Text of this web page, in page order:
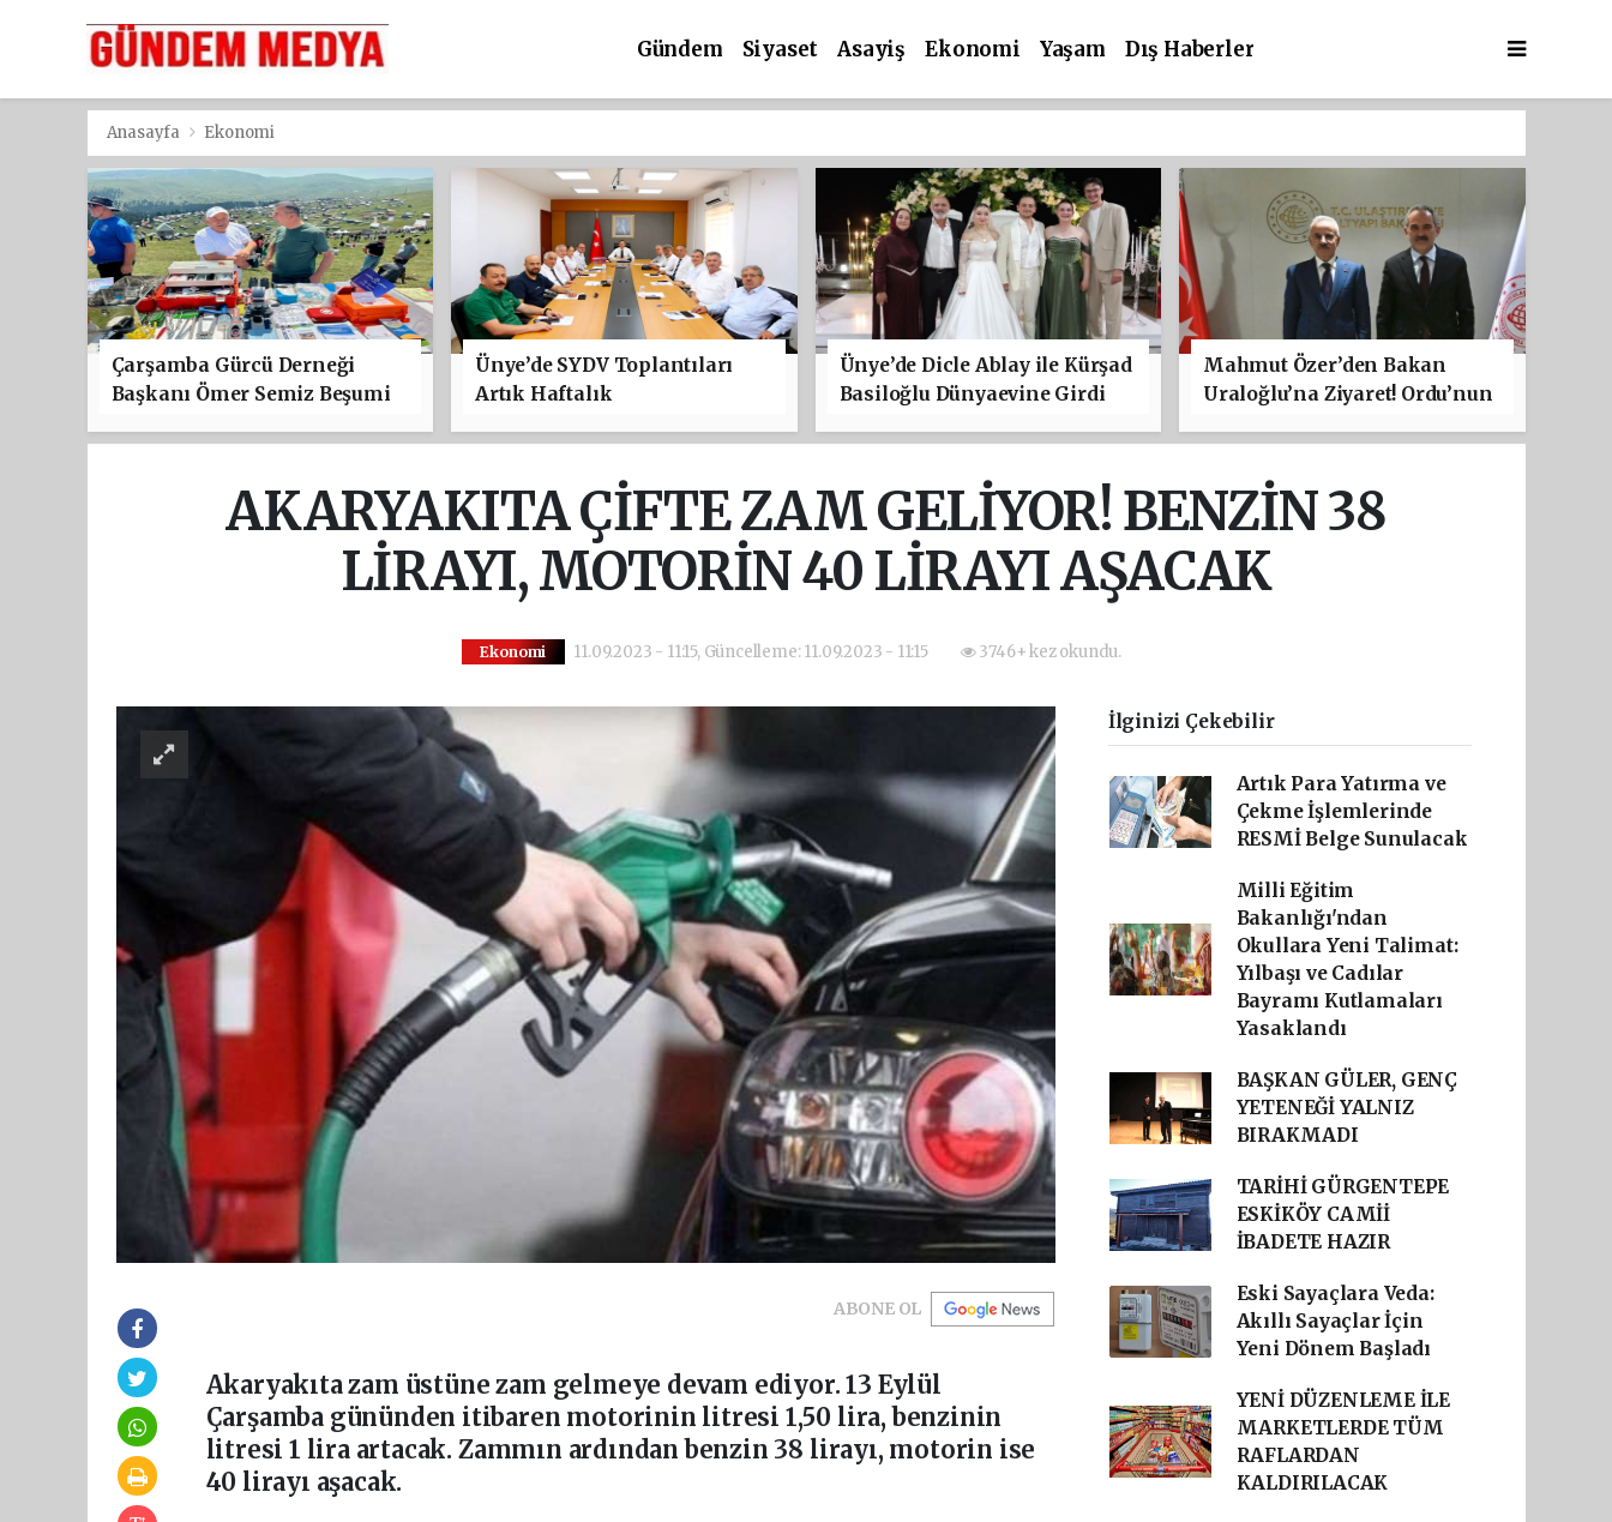
Gündem Siyaset Asayiş Ekonomi Yaşam Dış Haberler
Anasayfa Ekonomi
Çarşamba Gürcü Derneği
Başkanı Ömer Semiz Beşumi
Ünye’de SYDV Toplantıları
Artık Haftalık
Ünye’de Dicle Ablay ile Kürşad
Basiloğlu Dünyaevine Girdi
Mahmut Özer’den Bakan
Uraloğlu’na Ziyaret! Ordu’nun
Yatırıldı
AKARYAKITA ÇİFTE ZAM GELİYOR! BENZİN 38
LİRAYI, MOTORİN 40 LİRAYI AŞACAK
Ekonomi 11.09.2023 - 11:15, Güncelleme: 11.09.2023 - 11:15 3746+ kez okundu.
ABONE OL
Akaryakıta zam üstüne zam gelmeye devam ediyor. 13 Eylül
Çarşamba gününden itibaren motorinin litresi 1,50 lira, benzinin
litresi 1 lira artacak. Zammın ardından benzin 38 lirayı, motorin ise
40 lirayı aşacak.
İlginizi Çekebilir
Artık Para Yatırma ve
Çekme İşlemlerinde
RESMİ Belge Sunulacak
Milli Eğitim
Bakanlığı'ndan
Okullara Yeni Talimat:
Yılbaşı ve Cadılar
Bayramı Kutlamaları
Yasaklandı
BAŞKAN GÜLER, GENÇ
YETENEĞİ YALNIZ
BIRAKMADI
TARİHİ GÜRGENTEPE
ESKİKÖY CAMİİ
İBADETE HAZIR
Eski Sayaçlara Veda:
Akıllı Sayaçlar İçin
Yeni Dönem Başladı
YENİ DÜZENLEME İLE
MARKETLERDE TÜM
RAFLARDAN
KALDIRILACAK